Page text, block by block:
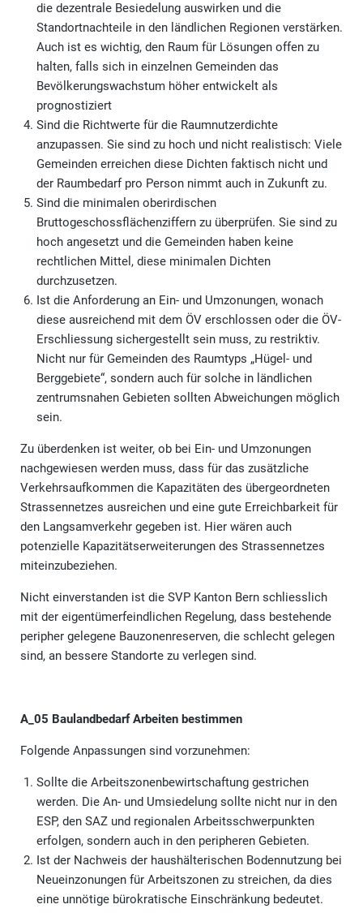
die dezentrale Besiedelung auswirken und die
Standortnachteile in den ländlichen Regionen verstärken.
Auch ist es wichtig, den Raum für Lösungen offen zu
halten, falls sich in einzelnen Gemeinden das
Bevölkerungswachstum höher entwickelt als
prognostiziert
Sind die Richtwerte für die Raumnutzerdichte
anzupassen. Sie sind zu hoch und nicht realistisch: Viele
Gemeinden erreichen diese Dichten faktisch nicht und
der Raumbedarf pro Person nimmt auch in Zukunft zu.
Sind die minimalen oberirdischen
Bruttogeschossflächenziffern zu überprüfen. Sie sind zu
hoch angesetzt und die Gemeinden haben keine
rechtlichen Mittel, diese minimalen Dichten
durchzusetzen.
Ist die Anforderung an Ein- und Umzonungen, wonach
diese ausreichend mit dem ÖV erschlossen oder die ÖV-
Erschliessung sichergestellt sein muss, zu restriktiv.
Nicht nur für Gemeinden des Raumtyps „Hügel- und
Berggebiete“, sondern auch für solche in ländlichen
zentrumsnahen Gebieten sollten Abweichungen möglich
sein.
Zu überdenken ist weiter, ob bei Ein- und Umzonungen
nachgewiesen werden muss, dass für das zusätzliche
Verkehrsaufkommen die Kapazitäten des übergeordneten
Strassennetzes ausreichen und eine gute Erreichbarkeit für
den Langsamverkehr gegeben ist. Hier wären auch
potenzielle Kapazitätserweiterungen des Strassennetzes
miteinzubeziehen.
Nicht einverstanden ist die SVP Kanton Bern schliesslich
mit der eigentümerfeindlichen Regelung, dass bestehende
peripher gelegene Bauzonenreserven, die schlecht gelegen
sind, an bessere Standorte zu verlegen sind.
A_05 Baulandbedarf Arbeiten bestimmen
Folgende Anpassungen sind vorzunehmen:
Sollte die Arbeitszonenbewirtschaftung gestrichen
werden. Die An- und Umsiedelung sollte nicht nur in den
ESP, den SAZ und regionalen Arbeitsschwerpunkten
erfolgen, sondern auch in den peripheren Gebieten.
Ist der Nachweis der haushälterischen Bodennutzung bei
Neueinzonungen für Arbeitszonen zu streichen, da dies
eine unnötige bürokratische Einschränkung bedeutet.